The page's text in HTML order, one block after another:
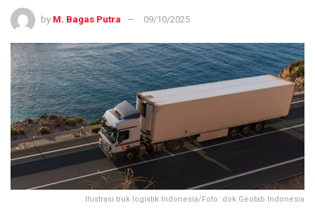
by M. Bagas Putra 09/10/2025
Ilustrasi truk logistik Indonesia/Foto: dok.Geotab Indonesia